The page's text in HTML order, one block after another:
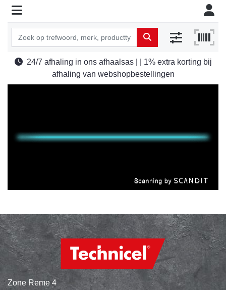
24/7 afhaling in ons afhaalsas | | 1% extra korting bij
afhaling van webshopbestellingen
Zone Reme 4